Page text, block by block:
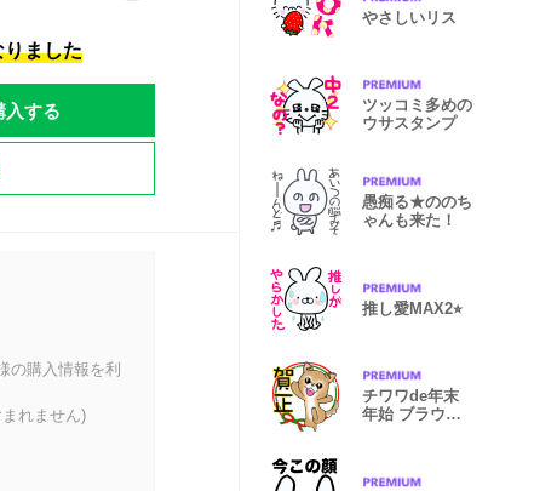
ました
入する
の購入情報を利
れません)
やさしいリス
ツッコミ多めの
ウサスタンプ
愚痴る★ののち
ゃんも来た！
推し愛MAX2⭐︎
チワワde年末
年始 ブラウン